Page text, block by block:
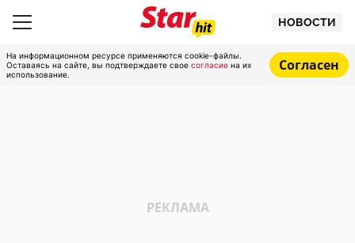
НОВОСТИ
На информационном ресурсе применяются cookie-файлы.
Оставаясь на сайте, вы подтверждаете свое согласие на их
использование.
Согласен